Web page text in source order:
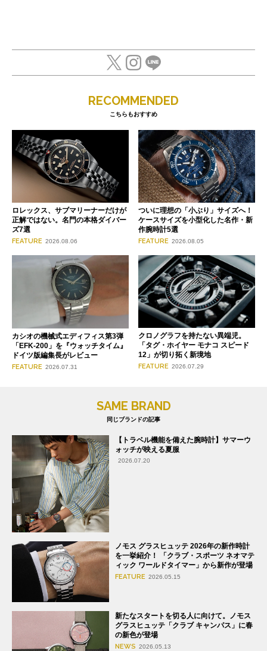
RECOMMENDED
こちらもおすすめ
ロレックス、サブマリーナーだけが
正解ではない。名門の本格ダイバー
ズ7選
FEATURE 2026.08.06
ついに理想の「小ぶり」サイズへ！
ケースサイズを小型化した名作・新
作腕時計5選
FEATURE 2026.08.05
カシオの機械式エディフィス第3弾
「EFK-200」を『ウォッチタイム』
ドイツ版編集長がレビュー
FEATURE 2026.07.31
クロノグラフを持たない異端児。
「タグ・ホイヤー モナコ スピード
12」が切り拓く新境地
FEATURE 2026.07.29
SAME BRAND
同じブランドの記事
【トラベル機能を備えた腕時計】サマーウ
ォッチが映える夏服
2026.07.20
ノモス グラスヒュッテ 2026年の新作時計
を一挙紹介！ 「クラブ・スポーツ ネオマテ
ィック ワールドタイマー」から新作が登場
FEATURE 2026.05.15
新たなスタートを切る人に向けて。ノモス
グラスヒュッテ「クラブ キャンパス」に春
の新色が登場
NEWS 2026.05.13